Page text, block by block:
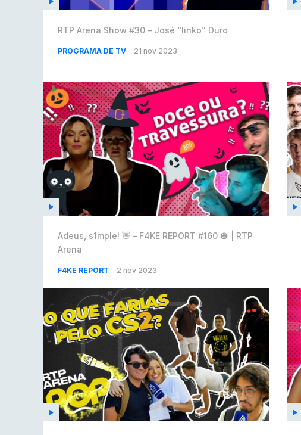
RTP Arena Show #30 – José “linko” Duro
PROGRAMA DE TV 21 nov 2023
Adeus, s1mple! 👋 – F4KE REPORT #160 🎃 | RTP
Arena
F4KE REPORT 2 nov 2023